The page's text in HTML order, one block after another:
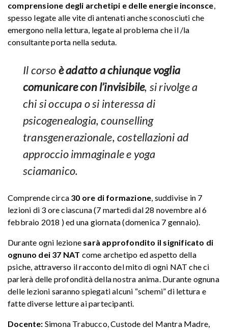
comprensione degli archetipi e delle energie inconsce,
spesso legate alle vite di antenati anche sconosciuti che
emergono nella lettura, legate al problema che il /la
consultante porta nella seduta.
Il corsoè adatto a chiunque voglia
comunicare con l’invisibile, si rivolge a
chi si occupa o si interessa di
psicogenealogia, counselling
transgenerazionale, costellazioni ad
approccio immaginale e yoga
sciamanico.
Comprende circa 30 ore di formazione, suddivise in 7
lezioni di 3 ore ciascuna (7 martedì dal 28 novembre al 6
febbraio 2018 ) ed una giornata (domenica 7 gennaio).
Durante ogni lezione sarà approfondito il significato di
ognuno dei 37 NAT come archetipo ed aspetto della
psiche, attraverso il racconto del mito di ogni NAT che ci
parlerà delle profondità della nostra anima. Durante ognuna
delle lezioni saranno spiegati alcuni “schemi” di lettura e
fatte diverse letture ai partecipanti.
Docente: Simona Trabucco, Custode del Mantra Madre,